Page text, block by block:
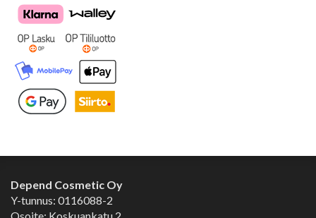
Depend Cosmetic Oy
Y-tunnus: 0116088-2